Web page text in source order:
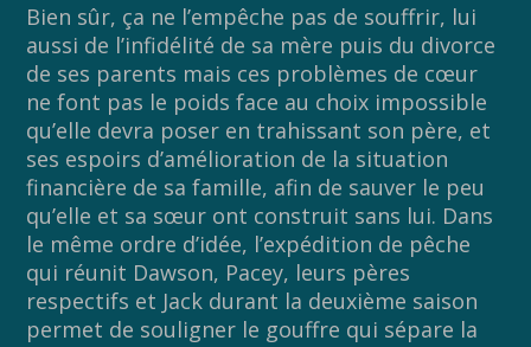
Bien sûr, ça ne l’empêche pas de souffrir, lui
aussi de l’infidélité de sa mère puis du divorce
de ses parents mais ces problèmes de cœur
ne font pas le poids face au choix impossible
qu’elle devra poser en trahissant son père, et
ses espoirs d’amélioration de la situation
financière de sa famille, afin de sauver le peu
qu’elle et sa sœur ont construit sans lui. Dans
le même ordre d’idée, l’expédition de pêche
qui réunit Dawson, Pacey, leurs pères
respectifs et Jack durant la deuxième saison
permet de souligner le gouffre qui sépare la